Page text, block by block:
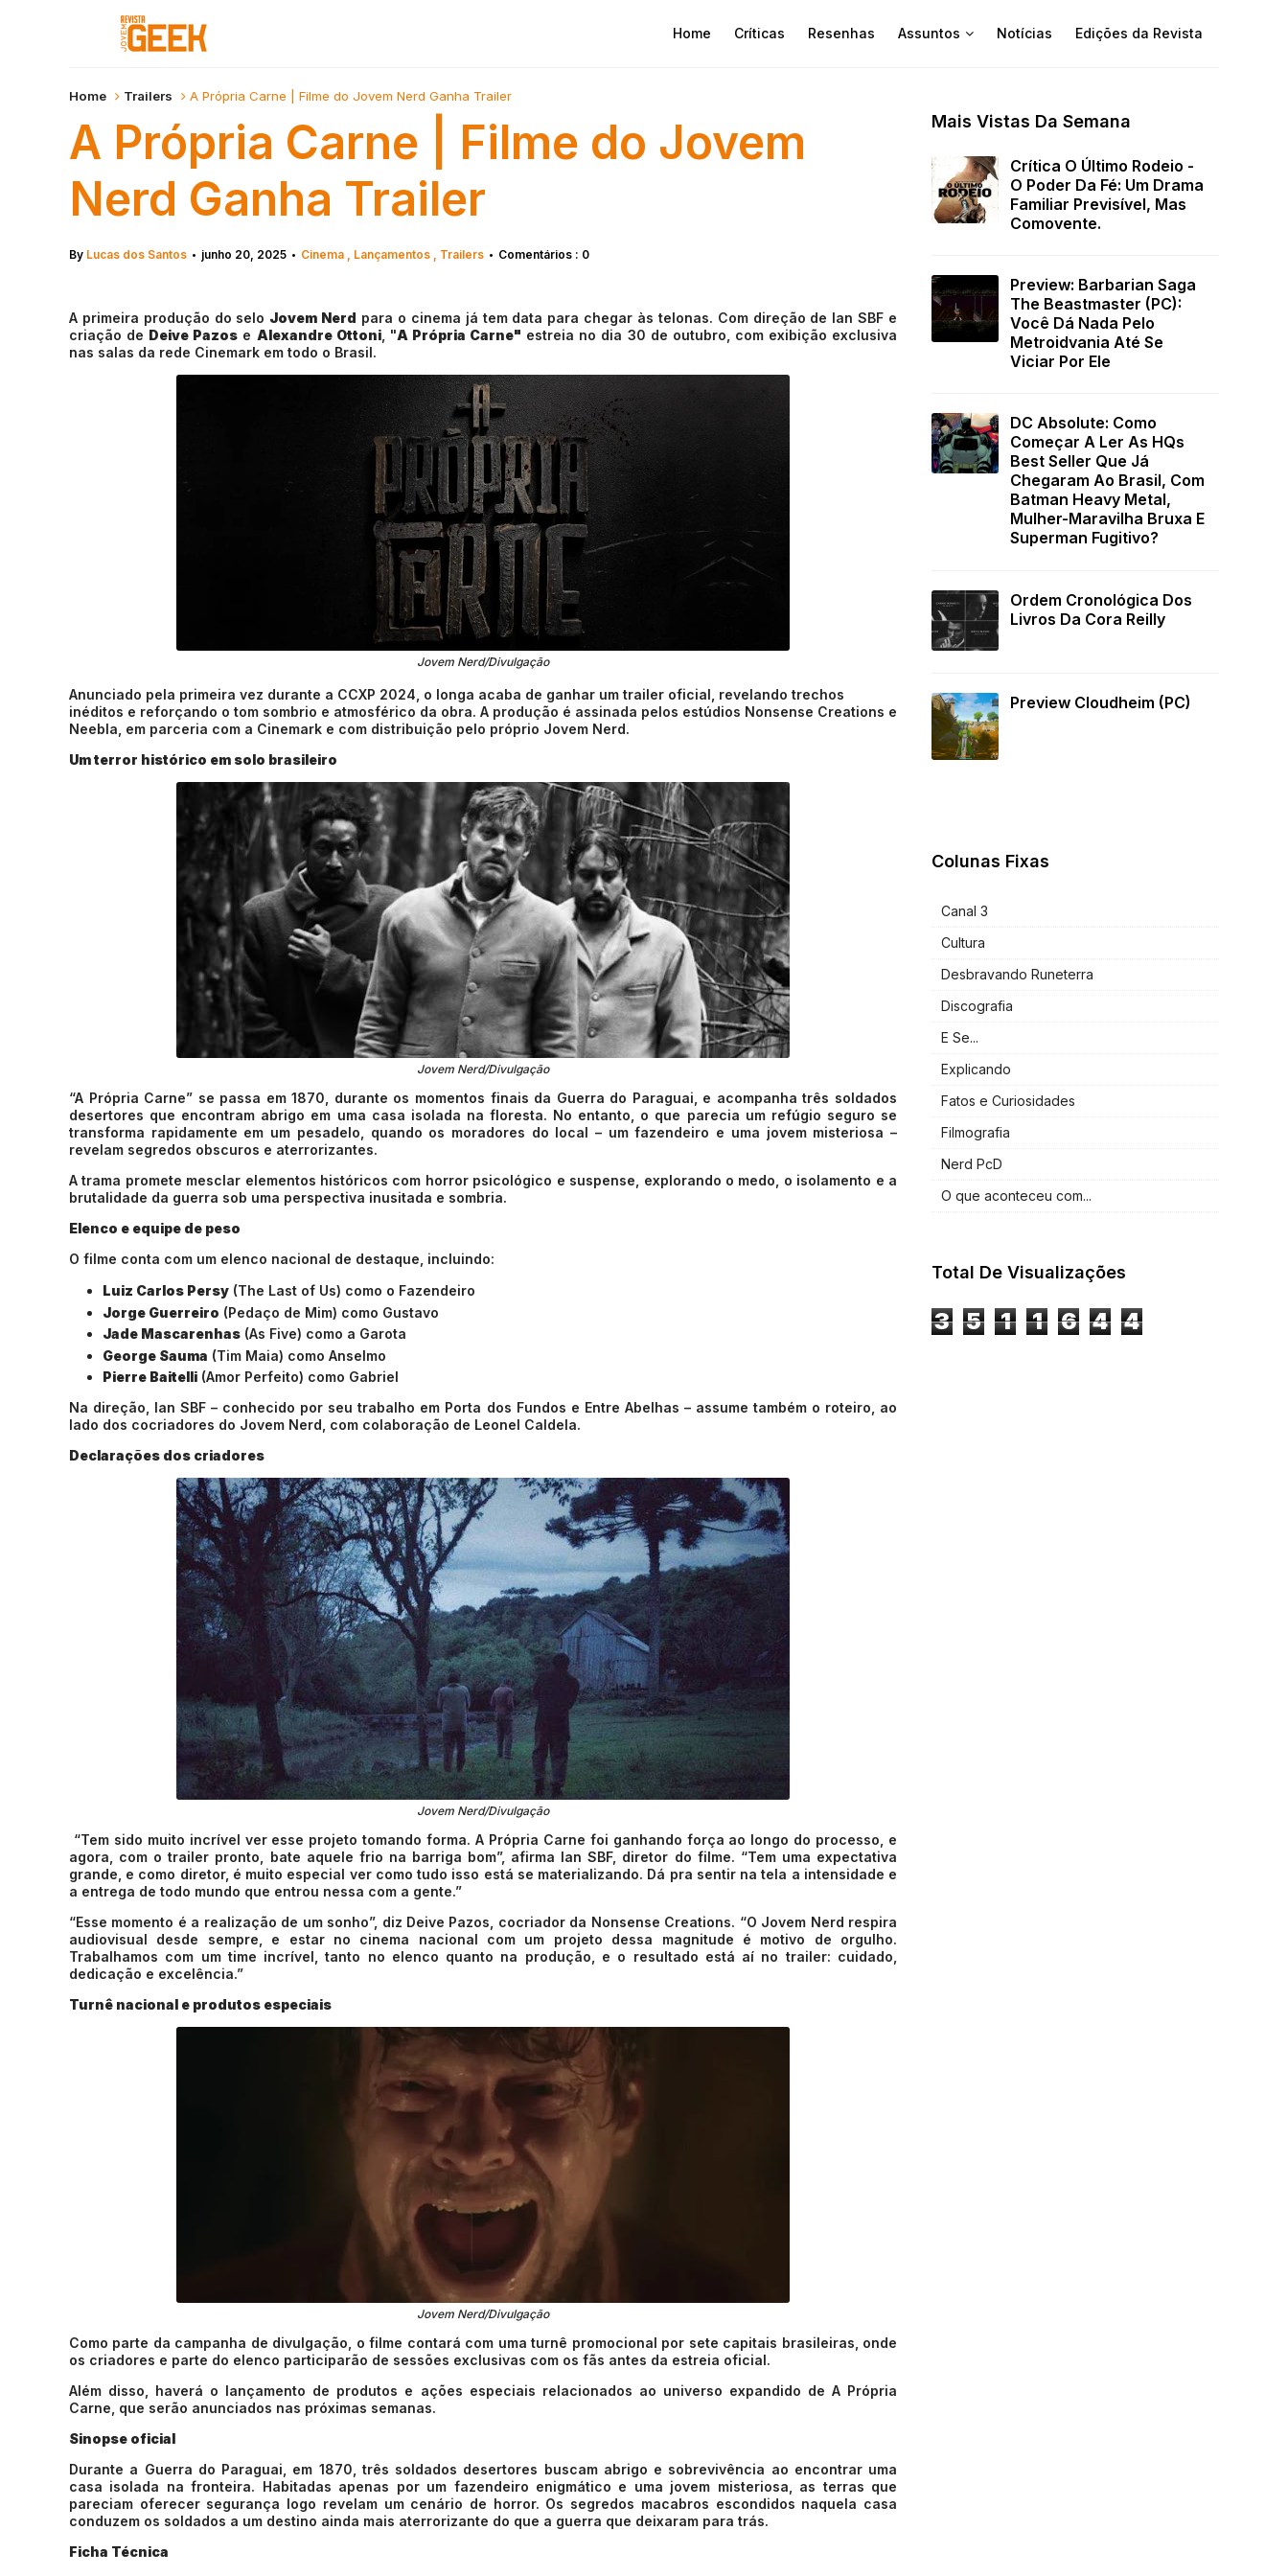
Home Críticas Resenhas Assuntos Notícias Edições da Revista
Home Trailers A Própria Carne | Filme do Jovem Nerd Ganha Trailer
A Própria Carne | Filme do Jovem
Nerd Ganha Trailer
By Lucas dos Santos • junho 20, 2025 • Cinema Lançamentos Trailers • Comentários : 0
A primeira produção do selo Jovem Nerd para o cinema já tem data para chegar às telonas. Com direção de Ian SBF e
criação de Deive Pazos e Alexandre Ottoni, "A Própria Carne" estreia no dia 30 de outubro, com exibição exclusiva
nas salas da rede Cinemark em todo o Brasil.
Jovem Nerd/Divulgação
Anunciado pela primeira vez durante a CCXP 2024, o longa acaba de ganhar um trailer oficial, revelando trechos
inéditos e reforçando o tom sombrio e atmosférico da obra. A produção é assinada pelos estúdios Nonsense Creations e
Neebla, em parceria com a Cinemark e com distribuição pelo próprio Jovem Nerd.
Um terror histórico em solo brasileiro
Jovem Nerd/Divulgação
“A Própria Carne” se passa em 1870, durante os momentos finais da Guerra do Paraguai, e acompanha três soldados
desertores que encontram abrigo em uma casa isolada na floresta. No entanto, o que parecia um refúgio seguro se
transforma rapidamente em um pesadelo, quando os moradores do local – um fazendeiro e uma jovem misteriosa –
revelam segredos obscuros e aterrorizantes.
A trama promete mesclar elementos históricos com horror psicológico e suspense, explorando o medo, o isolamento e a
brutalidade da guerra sob uma perspectiva inusitada e sombria.
Elenco e equipe de peso
O filme conta com um elenco nacional de destaque, incluindo:
Luiz Carlos Persy (The Last of Us) como o Fazendeiro
Jorge Guerreiro (Pedaço de Mim) como Gustavo
Jade Mascarenhas (As Five) como a Garota
George Sauma (Tim Maia) como Anselmo
Pierre Baitelli (Amor Perfeito) como Gabriel
Na direção, Ian SBF – conhecido por seu trabalho em Porta dos Fundos e Entre Abelhas – assume também o roteiro, ao
lado dos cocriadores do Jovem Nerd, com colaboração de Leonel Caldela.
Declarações dos criadores
Jovem Nerd/Divulgação
“Tem sido muito incrível ver esse projeto tomando forma. A Própria Carne foi ganhando força ao longo do processo, e
agora, com o trailer pronto, bate aquele frio na barriga bom”, afirma Ian SBF, diretor do filme. “Tem uma expectativa
grande, e como diretor, é muito especial ver como tudo isso está se materializando. Dá pra sentir na tela a intensidade e
a entrega de todo mundo que entrou nessa com a gente.”
“Esse momento é a realização de um sonho”, diz Deive Pazos, cocriador da Nonsense Creations. “O Jovem Nerd respira
audiovisual desde sempre, e estar no cinema nacional com um projeto dessa magnitude é motivo de orgulho.
Trabalhamos com um time incrível, tanto no elenco quanto na produção, e o resultado está aí no trailer: cuidado,
dedicação e excelência.”
Turnê nacional e produtos especiais
Jovem Nerd/Divulgação
Como parte da campanha de divulgação, o filme contará com uma turnê promocional por sete capitais brasileiras, onde
os criadores e parte do elenco participarão de sessões exclusivas com os fãs antes da estreia oficial.
Além disso, haverá o lançamento de produtos e ações especiais relacionados ao universo expandido de A Própria
Carne, que serão anunciados nas próximas semanas.
Sinopse oficial
Durante a Guerra do Paraguai, em 1870, três soldados desertores buscam abrigo e sobrevivência ao encontrar uma
casa isolada na fronteira. Habitadas apenas por um fazendeiro enigmático e uma jovem misteriosa, as terras que
pareciam oferecer segurança logo revelam um cenário de horror. Os segredos macabros escondidos naquela casa
conduzem os soldados a um destino ainda mais aterrorizante do que a guerra que deixaram para trás.
Ficha Técnica
Mais Vistas Da Semana
Crítica O Último Rodeio -
O Poder Da Fé: Um Drama
Familiar Previsível, Mas
Comovente.
Preview: Barbarian Saga
The Beastmaster (PC):
Você Dá Nada Pelo
Metroidvania Até Se
Viciar Por Ele
DC Absolute: Como
Começar A Ler As HQs
Best Seller Que Já
Chegaram Ao Brasil, Com
Batman Heavy Metal,
Mulher-Maravilha Bruxa E
Superman Fugitivo?
Ordem Cronológica Dos
Livros Da Cora Reilly
Preview Cloudheim (PC)
Colunas Fixas
Canal 3
Cultura
Desbravando Runeterra
Discografia
E Se...
Explicando
Fatos e Curiosidades
Filmografia
Nerd PcD
O que aconteceu com...
Total De Visualizações
3 5 1 1 6 4 4